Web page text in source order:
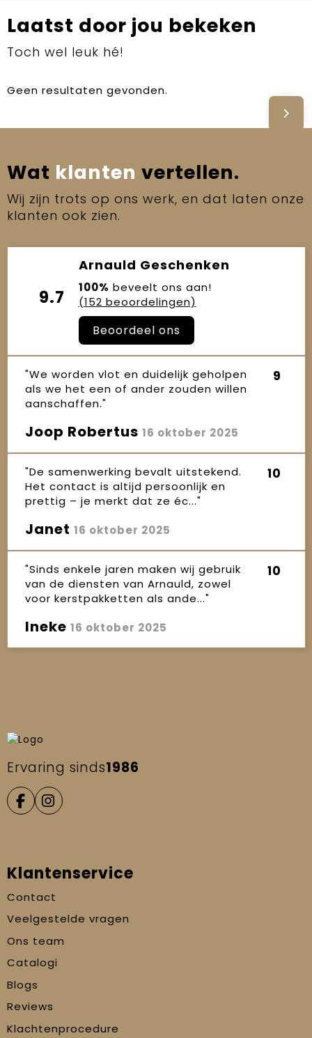
Laatst door jou bekeken
Toch wel leuk hé!
Geen resultaten gevonden.
Wat klanten vertellen.
Wij zijn trots op ons werk, en dat laten onze
klanten ook zien.
9.7
Arnauld Geschenken
100% beveelt ons aan!
(152 beoordelingen)
Beoordeel ons
"We worden vlot en duidelijk geholpen
als we het een of ander zouden willen
aanschaffen."
9
Joop Robertus 16 oktober 2025
"De samenwerking bevalt uitstekend.
Het contact is altijd persoonlijk en
prettig – je merkt dat ze éc..."
10
Janet 16 oktober 2025
"Sinds enkele jaren maken wij gebruik
van de diensten van Arnauld, zowel
voor kerstpakketten als ande..."
10
Ineke 16 oktober 2025
Ervaring sinds1986
Klantenservice
Contact
Veelgestelde vragen
Ons team
Catalogi
Blogs
Reviews
Klachtenprocedure